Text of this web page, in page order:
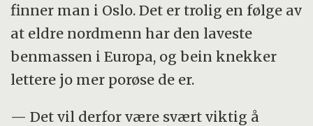
finner man i Oslo. Det er trolig en følge av
at eldre nordmenn har den laveste
benmassen i Europa, og bein knekker
lettere jo mer porøse de er.
— Det vil derfor være svært viktig å